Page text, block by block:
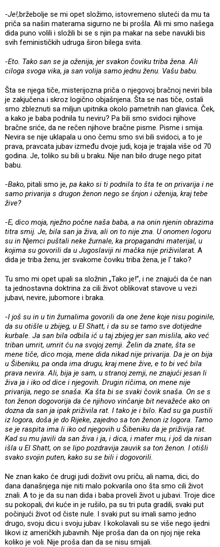
-Je!,bržebolje se mi opet složimo, istovremeno sluteći da mu ta
priča sa našin materama sigurno ne bi prošla. Ali mi smo našega
dida puno volili i složili bi se s njin pa makar na sebe navukli bis
svih feminističkih udruga širon bilega svita.
-Eto. Tako san se ja oženija, jer svakon čoviku triba žena. Ali
ciloga svoga vika, ja san volija samo jednu ženu. Vašu babu.
Šta se njega tiče, misterijozna priča o njegovoj bračnoj neviri bila
je zakjučena i skroz logično objašnjena. Šta se nas tiče, ostali
smo zbleznuti sa miljun upitnika okolo pametnih nan glavica. Ček,
a kako je baba podnila tu neviru? Pa bili smo svidoci njihove
bračne sriće, da ne rečen njihove bračne pisme. Pisme i smija.
Nevira se nije uklapala u ono čemu smo svi bili svidoci, a to je
prava, pravcata jubav između dvoje judi, koja je trajala više od 70
godina. Je, toliko su bili u braku. Nije nan bilo druge nego pitat
babu.
-Bako, pitali smo je, pa kako si ti podnila to šta te on privarija i ne
samo privarija s drugon ženon nego se šnjon i oženija, kraj tebe
žive?
-E, dico moja, nježno počne naša baba, a na onin njenin obrazima
titra smij. Je, bila san ja živa, ali on to nije zna. U onomen logoru
su in Njemci puštali neke žurnale, ka propagandni materijal, u
kojima su govorili da u Jugoslaviji ni mačka nije priživilarat. A
dida je triba ženu, jer svakome čoviku triba žena, je l' tako?
Tu smo mi opet upali sa složnin „Tako je!”, i ne znajući da će nan
ta jednostavna doktrina za cili život oblikovat stavove u vezi
jubavi, nevire, jubomore i braka.
-I još su in u tin žurnalima govorili da one žene koje nisu poginile,
da su otišle u zbijeg, u El Shatt, i da su se tamo sve dotijedne
kurbale. Ja san bila odbila ić u taj zbijeg jer san mislila, ako već
triban umrit, umrit ću na svojoj zemji. Želin da znate, šta se
mene tiče, dico moja, mene dida nikad nije privarija. Da je on bija
u Šibeniku, pa onda ima drugu, kraj mene žive, e to bi već bila
prava nevira. Ali, bija je sam, u stranoj zemji, ne znajući jesan li
živa ja i iko od dice i njegovih. Drugin ričima, on mene nije
privarija, nego se snaša. Ka šta bi se svaki čovik snaša. On se s
ton ženon dogovorija da će njihovo vinčanje bit nevažeće ako on
dozna da san ja ipak priživila rat. I tako je i bilo. Kad su ga pustili
iz logora, doša je do Rijeke, zajedno sa ton ženon iz logora. Tamo
se je raspita ima li iko od njegovih u Šibeniku da je priživija rat.
Kad su mu javili da san živa i ja, i dica, i mater mu, i još da nisan
išla u El Shatt, on se lipo pozdravija zauvik sa ton ženon. I otišli
svako svojin puten, kako su se bili i dogovorili.
Ne znan kako će drugi judi doživit ovu priču, ali nama, dici, do
dana današnjega nije niti malo pokvarila ono šta smo cili život
znali. A to je da su nan dida i baba proveli život u jubavi. Troje dice
su pokopali, dvi kuće in je rušilo, pa su tri puta gradili, svaki put
počinjući život od čiste nule. I svaki put su imali samo jedno
drugo, svoju dicu i svoju jubav. I kokolavali su se više nego ijedni
likovi iz američkih jubavnih. Nije proša dan da on njoj nije reka
koliko je voli. Nije proša dan da se nisu smijali.